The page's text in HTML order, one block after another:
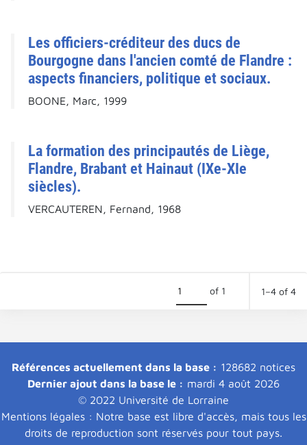
Les officiers-créditeur des ducs de
Bourgogne dans l'ancien comté de Flandre :
aspects financiers, politique et sociaux.
BOONE, Marc, 1999
La formation des principautés de Liège,
Flandre, Brabant et Hainaut (IXe-XIe
siècles).
VERCAUTEREN, Fernand, 1968
of 1 1–4 of 4
Références actuellement dans la base : 128682 notices
Dernier ajout dans la base le : mardi 4 août 2026
© 2022 Université de Lorraine
Mentions légales : Notre base est libre d'accès, mais tous les
droits de reproduction sont réservés pour tout pays.